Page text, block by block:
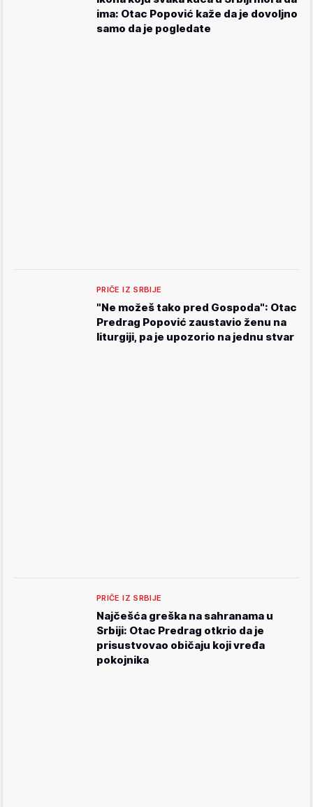
ima: Otac Popović kaže da je dovoljno
samo da je pogledate
PRIČE IZ SRBIJE
"Ne možeš tako pred Gospoda": Otac
Predrag Popović zaustavio ženu na
liturgiji, pa je upozorio na jednu stvar
PRIČE IZ SRBIJE
Najčešća greška na sahranama u
Srbiji: Otac Predrag otkrio da je
prisustvovao običaju koji vređa
pokojnika